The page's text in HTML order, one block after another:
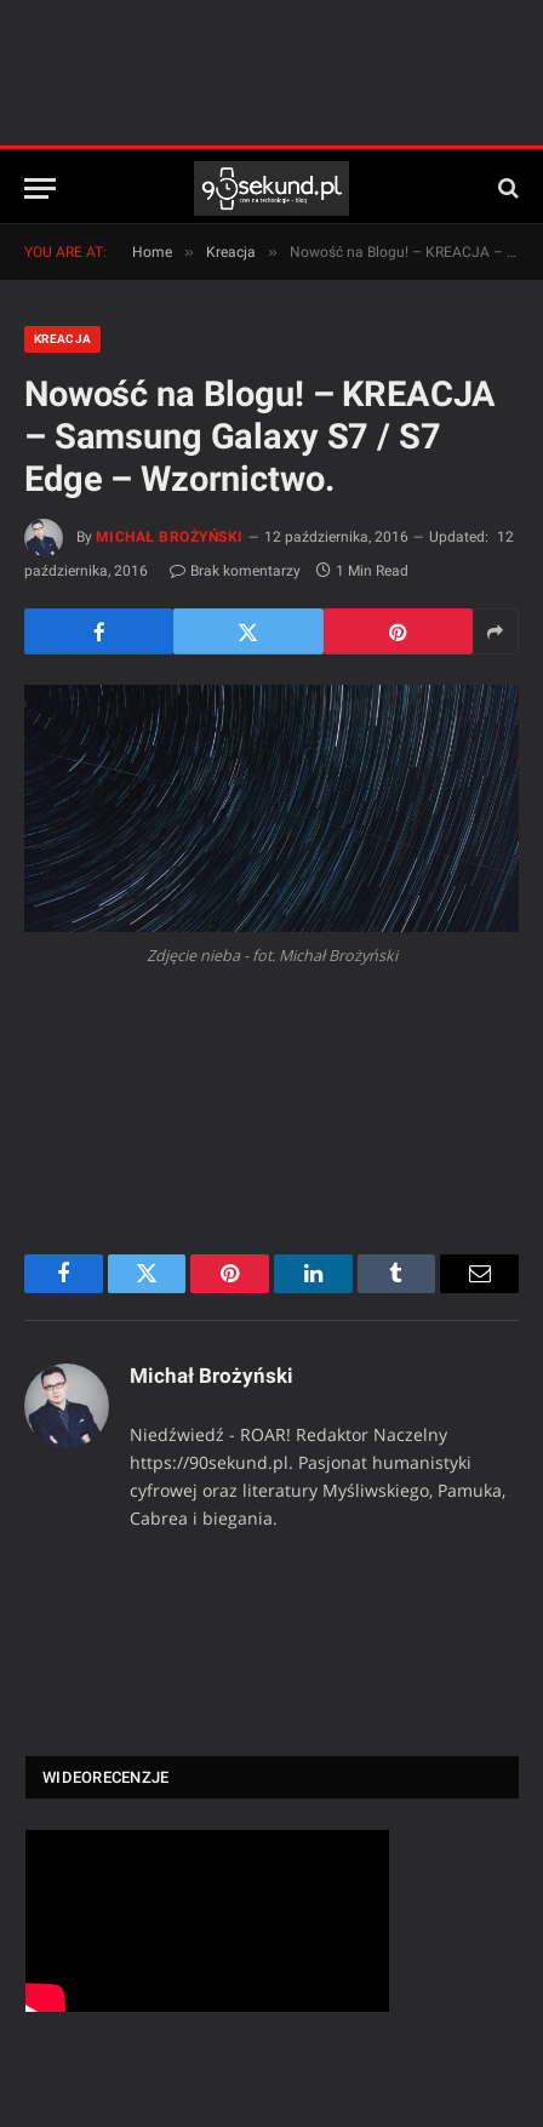
YOU ARE AT: Home » Kreacja » Nowość na Blogu! – KREACJA – Samsung Galaxy S7 / S7 Edge – Wzornictwo.
KREACJA
Nowość na Blogu! – KREACJA
– Samsung Galaxy S7 / S7
Edge – Wzornictwo.
By MICHAŁ BROŻYŃSKI 12 października, 2016 Updated:
12
października, 2016
Brak komentarzy 1 Min Read
Zdjęcie nieba - fot. Michał Brożyński
FacebookTwitter Pinterest LinkedInTumblr Email
Michał Brożyński
Niedźwiedź - ROAR! Redaktor Naczelny
https://90sekund.pl. Pasjonat humanistyki
cyfrowej oraz literatury Myśliwskiego, Pamuka,
Cabrea i biegania.
WIDEORECENZJE